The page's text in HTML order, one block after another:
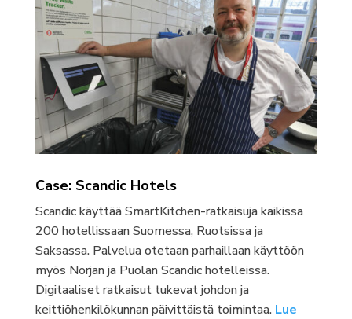
Case: Scandic Hotels
Scandic käyttää SmartKitchen-ratkaisuja kaikissa
200 hotellissaan Suomessa, Ruotsissa ja
Saksassa. Palvelua otetaan parhaillaan käyttöön
myös Norjan ja Puolan Scandic hotelleissa.
Digitaaliset ratkaisut tukevat johdon ja
keittiöhenkilökunnan päivittäistä toimintaa. Lue